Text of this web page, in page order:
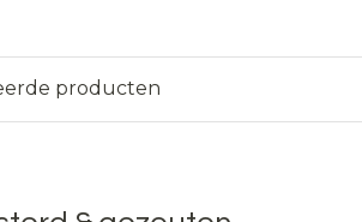
producten